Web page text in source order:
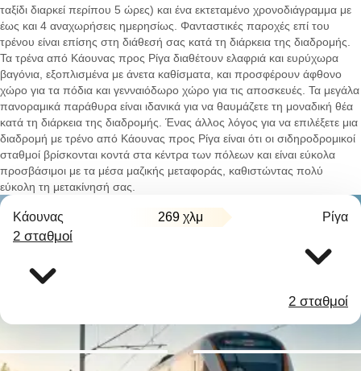
ταξίδι διαρκεί περίπου 5 ώρες) και ένα εκτεταμένο χρονοδιάγραμμα με
έως και 4 αναχωρήσεις ημερησίως. Φανταστικές παροχές επί του
τρένου είναι επίσης στη διάθεσή σας κατά τη διάρκεια της διαδρομής.
Τα τρένα από Κάουνας προς Ρίγα διαθέτουν ελαφριά και ευρύχωρα
βαγόνια, εξοπλισμένα με άνετα καθίσματα, και προσφέρουν άφθονο
χώρο για τα πόδια και γενναιόδωρο χώρο για τις αποσκευές. Τα μεγάλα
πανοραμικά παράθυρα είναι ιδανικά για να θαυμάζετε τη μοναδική θέα
κατά τη διάρκεια της διαδρομής. Ένας άλλος λόγος για να επιλέξετε μια
διαδρομή με τρένο από Κάουνας προς Ρίγα είναι ότι οι σιδηροδρομικοί
σταθμοί βρίσκονται κοντά στα κέντρα των πόλεων και είναι εύκολα
προσβάσιμοι με τα μέσα μαζικής μεταφοράς, καθιστώντας πολύ
εύκολη τη μετακίνησή σας.
Κάουνας 269 χλμ Ρίγα
2 σταθμοί
2 σταθμοί